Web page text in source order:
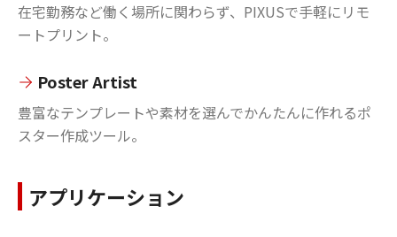
在宅勤務など働く場所に関わらず、PIXUSで手軽にリモ
ートプリント。
Poster Artist
豊富なテンプレートや素材を選んでかんたんに作れるポ
スター作成ツール。
アプリケーション